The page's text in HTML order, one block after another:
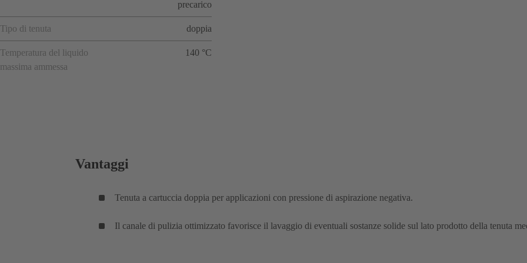
precarico
Tipo di tenuta doppia
Temperatura del liquido
massima ammessa
140 °C
Vantaggi
Tenuta a cartuccia doppia per applicazioni con pressione di aspirazione negativa.
Il canale di pulizia ottimizzato favorisce il lavaggio di eventuali sostanze solide sul lato prodotto della tenuta